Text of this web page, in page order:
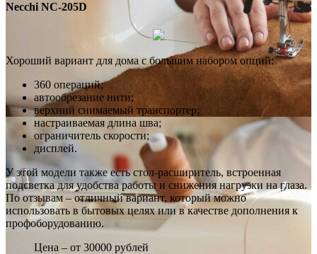
Necchi NC-205D
Хороший вариант для дома с большим набором опций:
360 операций;
автообрезание нити;
верхний снимаемый транспортер;
настраиваемая длина шва;
ограничитель скорости;
дисплей.
У этой модели также есть стол-расширитель, встроенная
подсветка для удобства работы и снижения нагрузки на глаза.
По отзывам – отличный вариант, который можно
использовать в бытовых целях или в качестве дополнения к
профоборудованию.
Цена – от 30000 рублей